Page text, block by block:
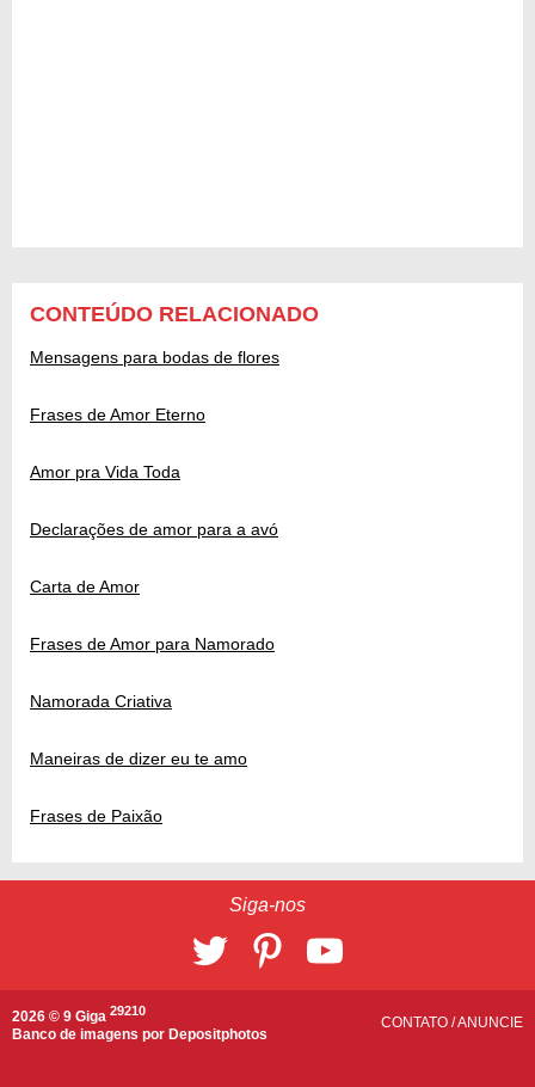
CONTEÚDO RELACIONADO
Mensagens para bodas de flores
Frases de Amor Eterno
Amor pra Vida Toda
Declarações de amor para a avó
Carta de Amor
Frases de Amor para Namorado
Namorada Criativa
Maneiras de dizer eu te amo
Frases de Paixão
Siga-nos
2026 © 9 Giga 29210
Banco de imagens por Depositphotos
CONTATO /ANUNCIE